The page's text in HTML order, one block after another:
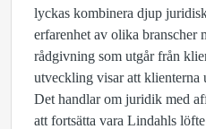
lyckas kombinera djup
erfarenhet av olika branscher
rådgivning som utgår från
utveckling visar att klienterna
Det handlar om juridik med
att fortsätta vara Lindahls